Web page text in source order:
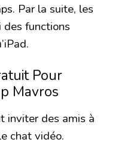
Par la suite, les
functions
Pour
Mavros
inviter des amis à
chat vidéo.